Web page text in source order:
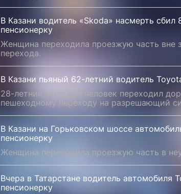
В Казани водитель «Skoda» насмерть
пенсионерку
Женщина переходила проезжую часть вне
перехода.
В Казани пьяный 62-летний водитель
28-летний молодой человек переходил
пешеходному переходу на разрешающий
В Казани на Горьковском шоссе
пенсионерку
Женщина переходила проезжую часть в
Вчера в Татарстане водитель автомобиля
пенсионерку